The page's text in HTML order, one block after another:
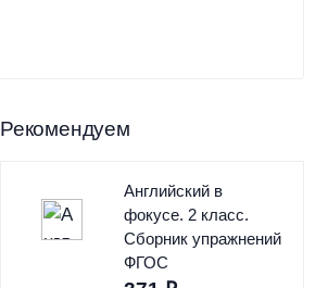
Рекомендуем
Английский в
фокусе. 2 класс.
Сборник упражнений
ФГОС